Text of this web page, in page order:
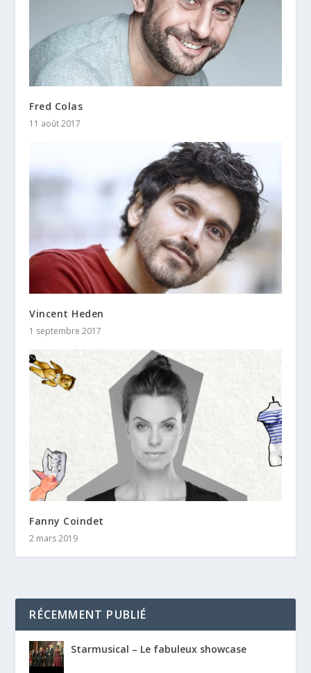
Fred Colas
11 août 2017
Vincent Heden
1 septembre 2017
Fanny Coindet
2 mars 2019
RÉCEMMENT PUBLIÉ
Starmusical – Le fabuleux showcase